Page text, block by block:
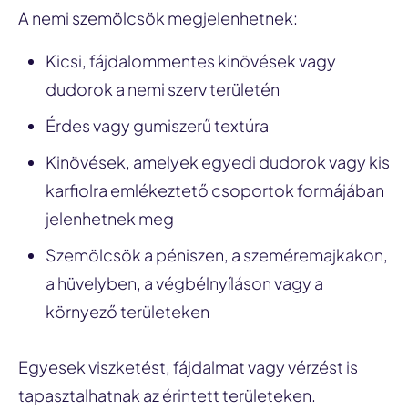
A nemi szemölcsök megjelenhetnek:
Kicsi, fájdalommentes kinövések vagy
dudorok a nemi szerv területén
Érdes vagy gumiszerű textúra
Kinövések, amelyek egyedi dudorok vagy kis
karfiolra emlékeztető csoportok formájában
jelenhetnek meg
Szemölcsök a péniszen, a szeméremajkakon,
a hüvelyben, a végbélnyíláson vagy a
környező területeken
Egyesek viszketést, fájdalmat vagy vérzést is
tapasztalhatnak az érintett területeken.